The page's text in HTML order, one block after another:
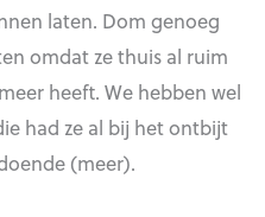
laten. Dom genoeg
omdat ze thuis al ruim
heeft. We hebben wel
had ze al bij het ontbijt
(meer).